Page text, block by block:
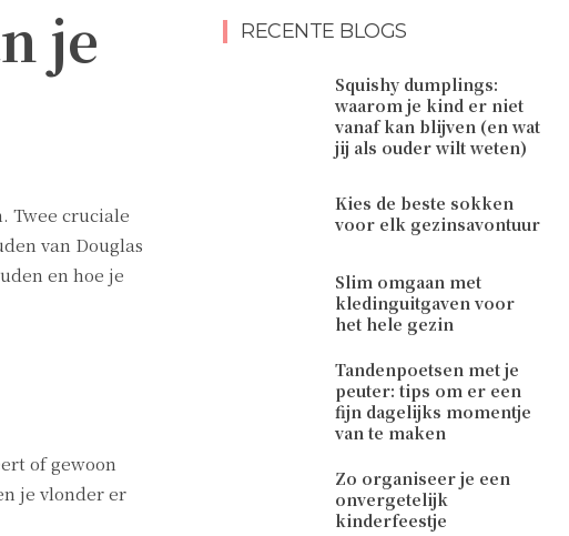
je
Twee cruciale
van Douglas
en hoe je
of gewoon
je vlonder er
RECENTE BLOGS
Squishy dumplings:
waarom je kind er niet
vanaf kan blijven (en wat
jij als ouder wilt weten)
Kies de beste sokken
voor elk gezinsavontuur
Slim omgaan met
kledinguitgaven voor
het hele gezin
Tandenpoetsen met je
peuter: tips om er een
fijn dagelijks momentje
van te maken
Zo organiseer je een
onvergetelijk
kinderfeestje